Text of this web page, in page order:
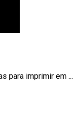
para imprimir em ...